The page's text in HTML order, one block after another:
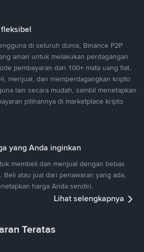
di seluruh dunia, Binance P2P
aman untuk melakukan perdagangan
pembayaran dan 100+ mata uang fiat.
menjual, dan memperdagangkan kripto
lain secara mudah, sambil menetapkan
pilihannya di marketplace kripto
yang Anda inginkan
membeli dan menjual dengan bebas
Beli atau jual dari penawaran yang ada,
harga Anda sendiri.
Lihat selengkapnya
Teratas